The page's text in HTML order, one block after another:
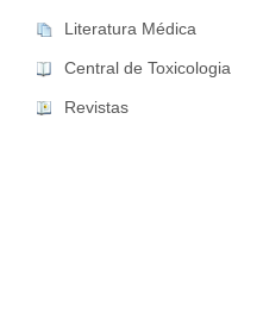
Literatura Médica
Central de Toxicologia
Revistas